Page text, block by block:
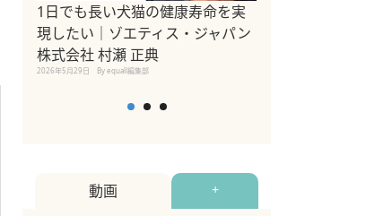
1日でも長い犬猫の健康寿命を実
現したい｜ゾエティス・ジャパン
株式会社 村瀬 正典
2026年5月29日 By equall編集部
動画 +